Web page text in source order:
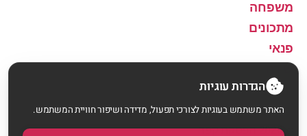
משפחה
מתכונים
פנאי
© 2026 הפסקת קפה למעלה
הגדרות עוגיות
האתר משתמש בעוגיות לצורכי תפעול, מדידה ושיפור חוויית המשתמש.